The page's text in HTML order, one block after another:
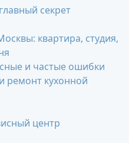
секрет
квартира, студия,
и частые ошибки
ремонт кухонной
центр